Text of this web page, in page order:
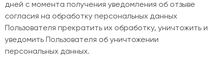
дней с момента получения уведомления об отзыве
согласия на обработку персональных данных
Пользователя прекратить их обработку, уничтожить и
уведомить Пользователя об уничтожении
персональных данных.